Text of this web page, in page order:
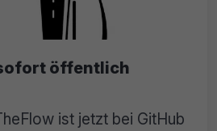
öffentlich
ist jetzt bei GitHub